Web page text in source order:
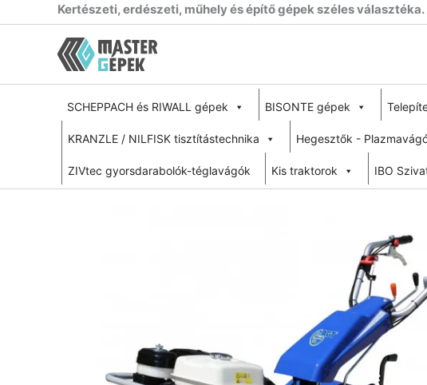
Kertészeti, erdészeti, műhely és építő gépek széles választéka.
SCHEPPACH és RIWALL gépek BISONTE gépek
KRANZLE / NILFISK tisztítástechnika Hegesztők -
ZIVtec gyorsdarabolók-téglavágók Kis traktorok IBO